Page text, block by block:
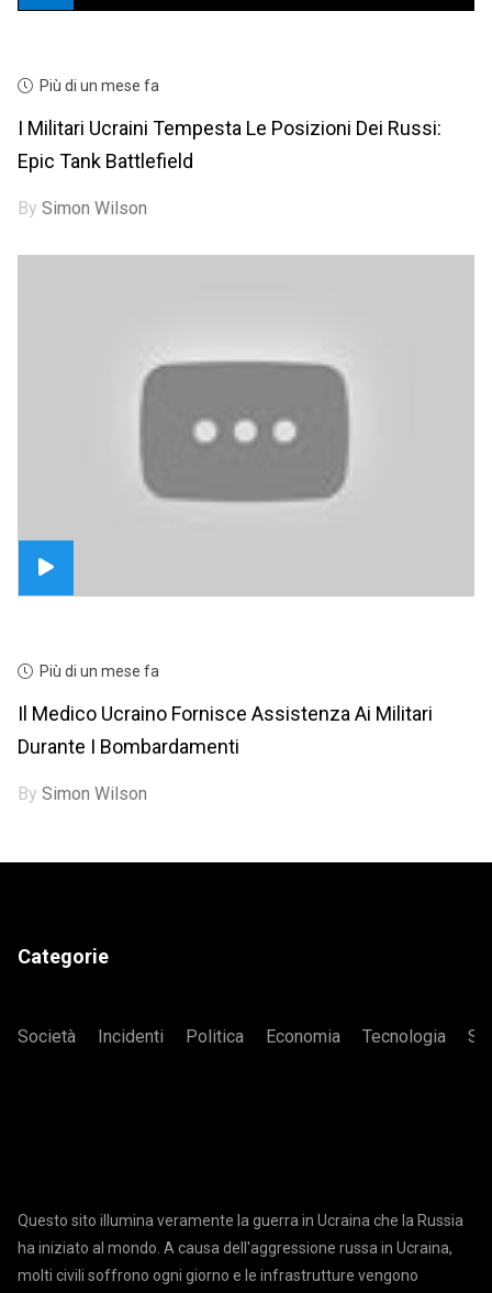
Più di un mese fa
I Militari Ucraini Tempesta Le Posizioni Dei Russi:
Epic Tank Battlefield
BySimon Wilson
Più di un mese fa
Il Medico Ucraino Fornisce Assistenza Ai Militari
Durante I Bombardamenti
BySimon Wilson
Categorie
Società Incidenti Politica Economia Tecnologia
Questo sito illumina veramente la guerra in Ucraina che la Russia
ha iniziato al mondo. A causa dell'aggressione russa in Ucraina,
molti civili soffrono ogni giorno e le infrastrutture vengono